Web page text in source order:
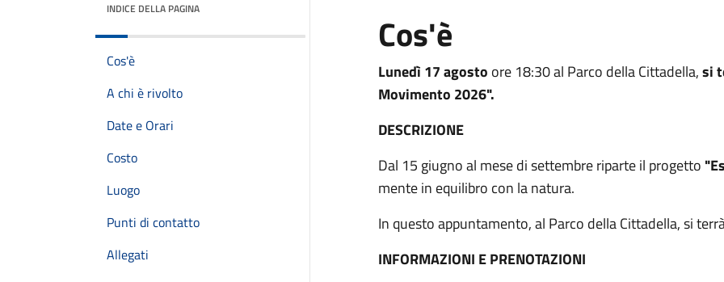
INDICE DELLA PAGINA
Cos'è
A chi è rivolto
Date e Orari
Costo
Luogo
Punti di contatto
Allegati
Cos'è
Lunedì 17 agosto ore 18:30 al Parco della Cittadella,si
Movimento 2026".
DESCRIZIONE
Dal 15 giugno al mese di settembre riparte il progetto
mente in equilibro con la natura.
In questo appuntamento, al Parco della Cittadella, si
INFORMAZIONI E PRENOTAZIONI